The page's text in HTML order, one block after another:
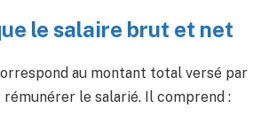
le salaire brut et net
au montant total versé par
rémunérer le salarié. Il comprend :